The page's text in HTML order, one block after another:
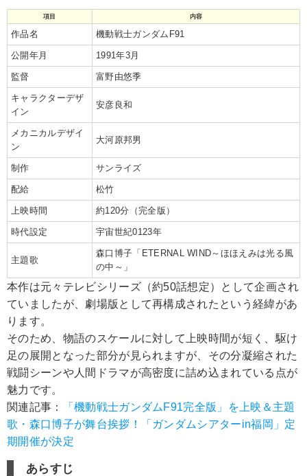
項目 内容
作品名 機動戦士ガンダムF91
公開年月 1991年3月
監督 富野由悠季
キャラクターデザ
イン
安彦良和
メカニカルデザイ
ン
大河原邦男
制作 サンライズ
配給 松竹
上映時間 約120分（完全版）
時代設定 宇宙世紀0123年
主題歌
森口博子「ETERNAL WIND～ほほえみは光る風
の中～」
本作は元々テレビシリーズ（約50話想定）として企画され
ていましたが、劇場版として再構成されたという経緯があ
ります。
そのため、物語のスケールに対して上映時間が短く、駆け
足の展開となった部分が見られますが、その分凝縮された
戦闘シーンや人間ドラマが高密度に詰め込まれている点が
魅力です。
関連記事：
「機動戦士ガンダムF91完全版」を上映＆主題
歌・森口博子が舞台挨拶！「ガンダムシアターin福岡」定
期開催が決定
あらすじ